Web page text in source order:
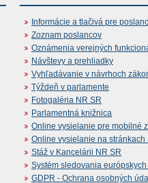
Informácie a tlačivá pre
Zoznam poslancov
Oznámenia verejných
Návštevy a prehliadky
Vyhľadávanie v návrhoch
Týždeň v parlamente
Fotogaléria NR SR
Parlamentná knižnica
Online vysielanie pre mobilné
Online vysielanie na stránkach
Stáž v Kancelárii NR SR
Systém sledovania
GDPR - Ochrana osobných